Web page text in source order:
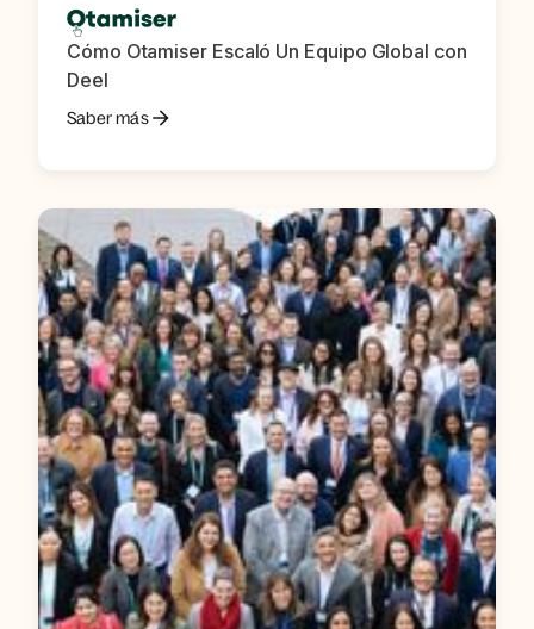
Cómo Otamiser Escaló Un Equipo Global con
Deel
Saber más